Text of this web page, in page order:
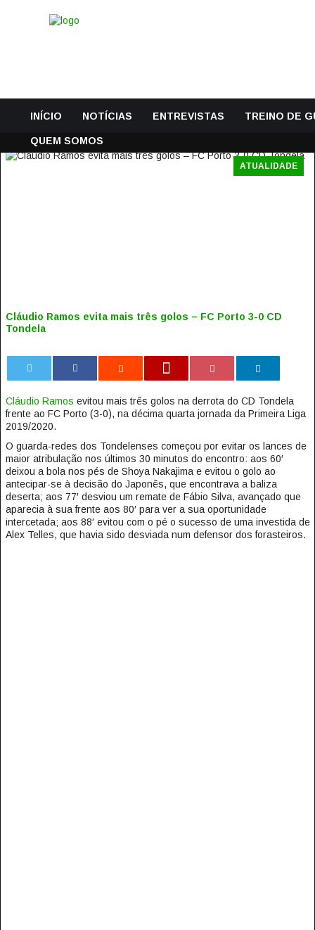
INÍCIO NOTÍCIAS ENTREVISTAS TREINO DE
QUEM SOMOS
ATUALIDADE
Cláudio Ramos evita mais três golos – FC Porto 3-0 CD
Tondela
Cláudio Ramos evitou mais três golos na derrota do CD Tondela
frente ao FC Porto (3-0), na décima quarta jornada da Primeira Liga
2019/2020.
O guarda-redes dos Tondelenses começou por evitar os lances de
maior atribulação nos últimos 30 minutos do encontro: aos 60′
deixou a bola nos pés de Shoya Nakajima e evitou o golo ao
antecipar-se à decisão do Japonês, que encontrava a baliza
deserta; aos 77′ desviou um remate de Fábio Silva, avançado que
aparecia à sua frente aos 80′ para ver a sua oportunidade
intercetada; aos 88′ evitou com o pé o sucesso de uma investida de
Alex Telles, que havia sido desviada num defensor dos forasteiros.